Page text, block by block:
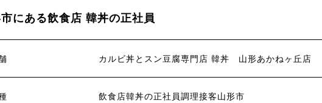
にある飲食店 韓丼の正社員
カルビ丼とスン豆腐専門店 韓丼 山形あかねヶ丘店
飲食店韓丼の正社員調理接客山形市